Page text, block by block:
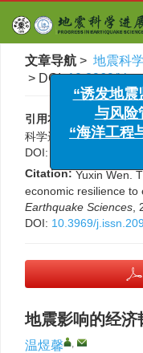
文章导航 > 地震科
> DOI:10.3969/
引用本文:
温煜馨. 地
科学进展, 2021, 51(7):
DOI:
10.3969/
Citation: Yuxin Wen.
economic resilience to
Earthquake Sciences
DOI: 10.3969/
地震影响的经济
温煜馨 ,
“诱发地
与风
“海洋工程